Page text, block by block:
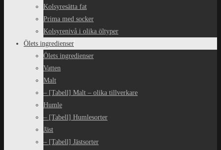
Kolsyresätta fat
Prima med socker
Kolsyrenivå i olika öltyper
Ölets ingredienser
Ölets ingredienser
Vatten
Malt
– [Tabell] Malt – olika tillverkare
Humle
– [Tabell] Humlesorter
Jäst
– [Tabell] Jästsorter